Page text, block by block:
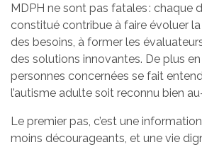
MDPH ne sont pas fatales : chaque
constitué contribue à faire évoluer
des besoins, à former les
des solutions innovantes. De plus
personnes concernées se fait
l’autisme adulte soit reconnu bien
Le premier pas, c’est une
moins décourageants, et une vie